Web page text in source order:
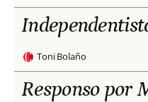
Toni Bolaño
Responso por